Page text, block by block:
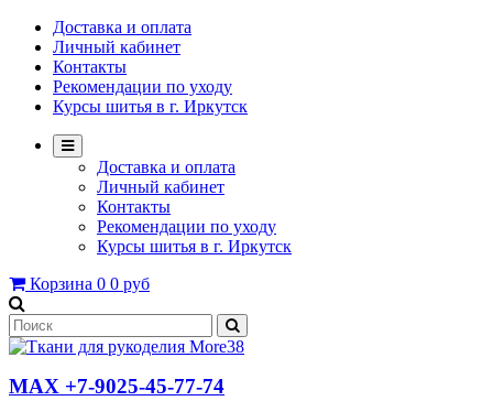
Доставка и оплата
Личный кабинет
Контакты
Рекомендации по уходу
Курсы шитья в г. Иркутск
Доставка и оплата
Личный кабинет
Контакты
Рекомендации по уходу
Курсы шитья в г. Иркутск
Корзина 0 0 руб
МАХ +7-9025-45-77-74